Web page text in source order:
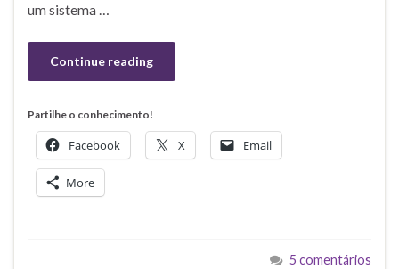
um sistema …
Continue reading
Partilhe o conhecimento!
Facebook X Email
More
5 comentários